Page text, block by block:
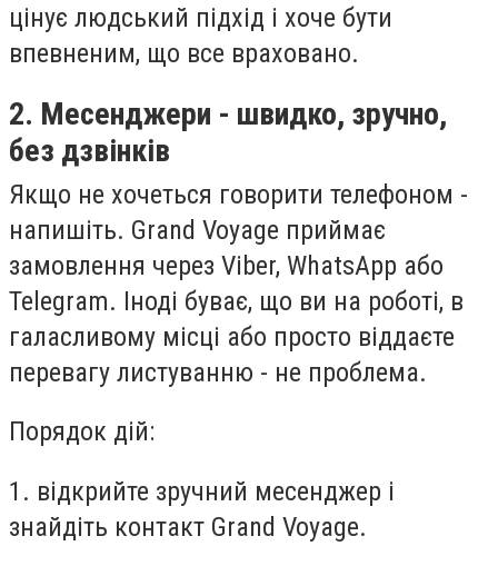
цінує людський підхід і хоче бути
впевненим, що все враховано.
2. Месенджери - швидко, зручно,
без дзвінків
Якщо не хочеться говорити телефоном -
напишіть. Grand Voyage приймає
замовлення через Viber, WhatsApp або
Telegram. Іноді буває, що ви на роботі, в
галасливому місці або просто віддаєте
перевагу листуванню - не проблема.
Порядок дій:
1. відкрийте зручний месенджер і
знайдіть контакт Grand Voyage.